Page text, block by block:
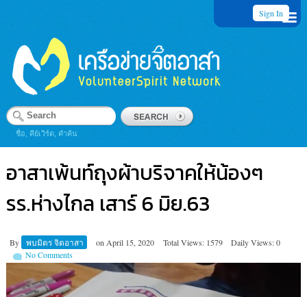
Sign In
ชื่อ, คีย์เวิร์ด, คำค้น
อาสาเพ้นท์ถุงผ้าบริจาคให้น้องๆ
รร.ห่างไกล เสาร์ 6 มิย.63
By พบมิตร จิตอาสา on April 15, 2020 Total Views: 1579
Daily Views: 0
No Comments